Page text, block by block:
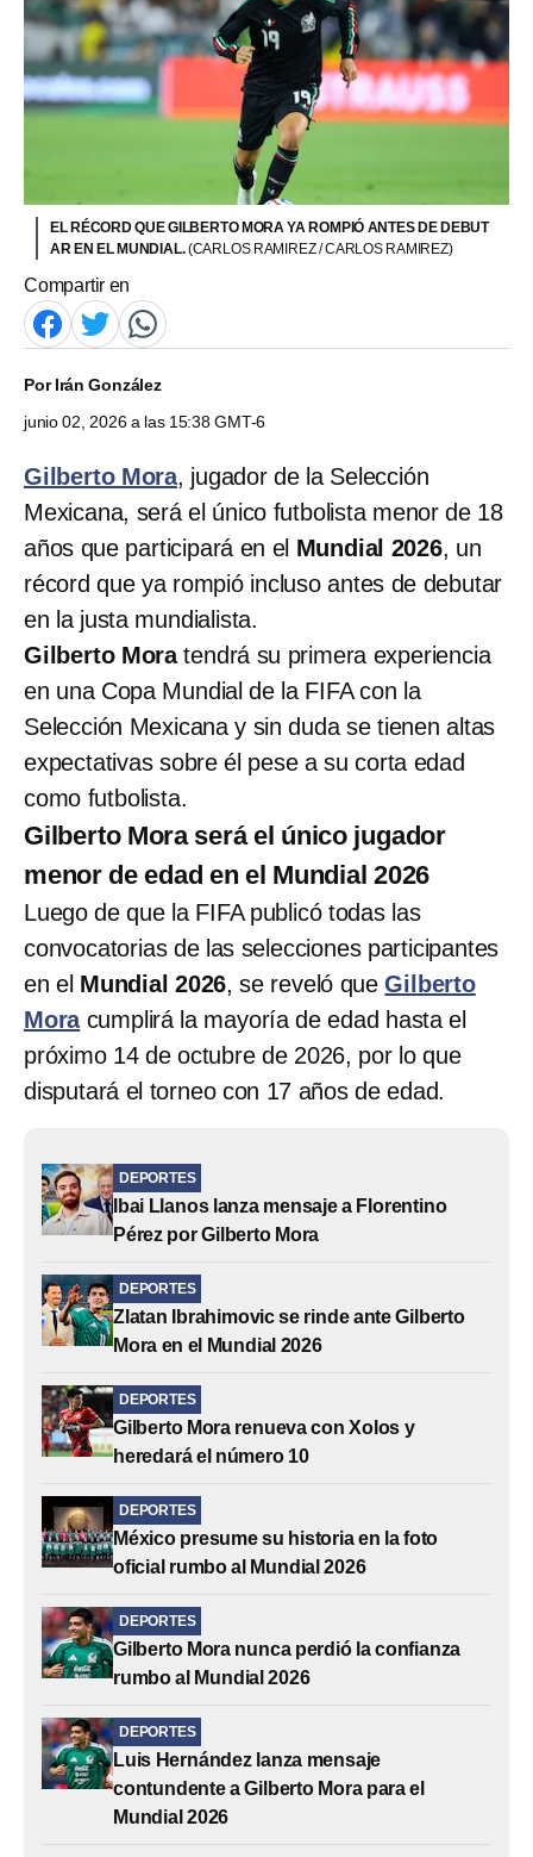
EL RÉCORD QUE GILBERTO MORA YA ROMPIÓ ANTES DE DEBUT
AR EN EL MUNDIAL.(CARLOS RAMIREZ / CARLOS RAMIREZ)
Compartir en
PorIrán González
junio 02, 2026 a las 15:38 GMT-6
Gilberto Mora, jugador de la Selección
Mexicana, será el único futbolista menor de 18
años que participará en el Mundial 2026, un
récord que ya rompió incluso antes de debutar
en la justa mundialista.
Gilberto Moratendrá su primera experiencia
en una Copa Mundial de la FIFA con la
Selección Mexicana y sin duda se tienen altas
expectativas sobre él pese a su corta edad
como futbolista.
Gilberto Mora será el único jugador
menor de edad en el Mundial 2026
Luego de que la FIFA publicó todas las
convocatorias de las selecciones participantes
en el Mundial 2026, se reveló queGilberto
Mora cumplirá la mayoría de edad hasta el
próximo 14 de octubre de 2026, por lo que
disputará el torneo con 17 años de edad.
DEPORTES
Ibai Llanos lanza mensaje a Florentino
Pérez por Gilberto Mora
DEPORTES
Zlatan Ibrahimovic se rinde ante Gilberto
Mora en el Mundial 2026
DEPORTES
Gilberto Mora renueva con Xolos y
heredará el número 10
DEPORTES
México presume su historia en la foto
oficial rumbo al Mundial 2026
DEPORTES
Gilberto Mora nunca perdió la confianza
rumbo al Mundial 2026
DEPORTES
Luis Hernández lanza mensaje
contundente a Gilberto Mora para el
Mundial 2026